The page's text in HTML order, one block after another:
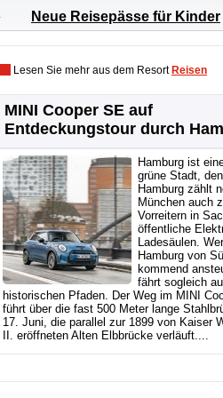
Neue Reisepässe für Kinder
Lesen Sie mehr aus dem Resort Reisen
MINI Cooper SE auf
Entdeckungstour durch
Hamburg ist
grüne Stadt,
Hamburg zählt
München auch
Vorreitern in
öffentliche
Ladesäulen. Wer
Hamburg von
kommend
fährt sogleich
historischen Pfaden. Der Weg im MINI
führt über die fast 500 Meter lange
17. Juni, die parallel zur 1899 von Kaiser
II. eröffneten Alten Elbbrücke verläuft....